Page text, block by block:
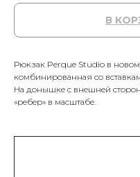
В
Рюкзак Perque Studio в
комбинированная со
На донышке с внешней
«ребер» в масштабе.